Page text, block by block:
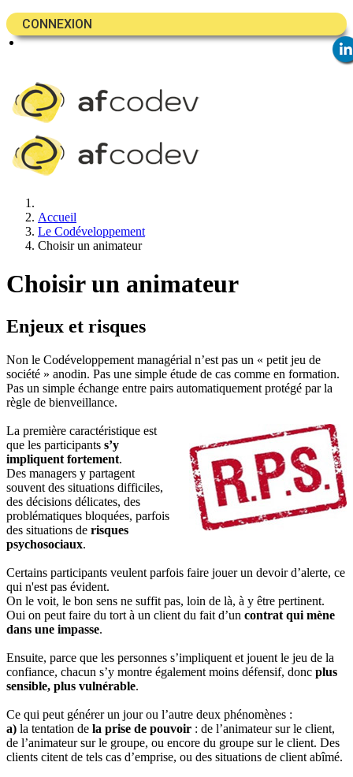
CONNEXION
Accueil
Le Codéveloppement
Choisir un animateur
Choisir un animateur
Enjeux et risques
Non le Codéveloppement managérial n’est pas un « petit jeu de
société » anodin. Pas une simple étude de cas comme en formation.
Pas un simple échange entre pairs automatiquement protégé par la
règle de bienveillance.
La première caractéristique est
que les participants s’y
impliquent fortement.
Des managers y partagent
souvent des situations difficiles,
des décisions délicates, des
problématiques bloquées, parfois
des situations de risques
psychosociaux.
Certains participants veulent parfois faire jouer un devoir d’alerte, ce
qui n'est pas évident.
On le voit, le bon sens ne suffit pas, loin de là, à y être pertinent.
Oui on peut faire du tort à un client du fait d’un contrat qui mène
dans une impasse.
Ensuite, parce que les personnes s’impliquent et jouent le jeu de la
confiance, chacun s’y montre également moins défensif, donc plus
sensible, plus vulnérable.
Ce qui peut générer un jour ou l’autre deux phénomènes :
a) la tentation de la prise de pouvoir : de l’animateur sur le client,
de l’animateur sur le groupe, ou encore du groupe sur le client. Des
clients citent de tels cas d’emprise, ou des situations de client abîmé.